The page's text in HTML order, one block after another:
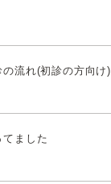
流れ(初診の方向け)
てました